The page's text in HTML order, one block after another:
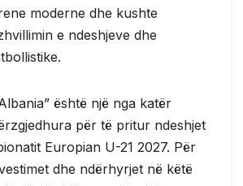
moderne dhe kushte
e ndeshjeve dhe
është një nga katër
për të pritur ndeshjet
Europian U-21 2027. Për
dhe ndërhyrjet në këtë